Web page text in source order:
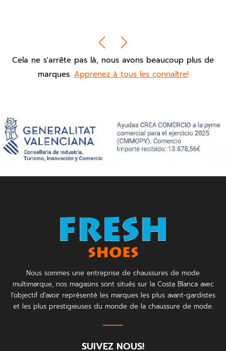
Cela ne s'arrête pas là, nous avons beaucoup plus de
marques. Apprenez à tous les connaître!
Nous sommes une entreprise de chaussures de mode
multimarque, nos magasins sont situés sur la Costa Blanca avec
l'objectif d'avoir représenté les marques les plus avant-gardistes
et les plus prestigieuses du monde de la chaussure de mode.
SUIVEZ NOUS!